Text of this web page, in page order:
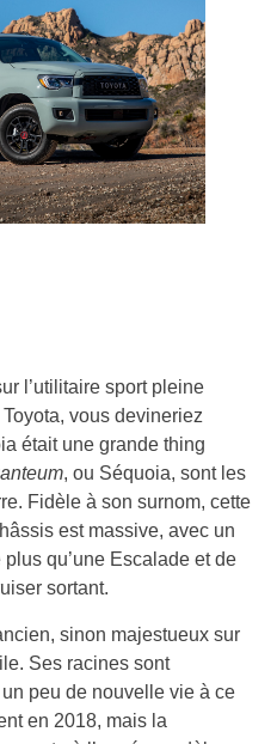
l’utilitaire sport pleine
vous devineriez
était une grande thing
, ou Séquoia, sont les
Fidèle à son surnom, cette
est massive, avec un
qu’une Escalade et de
sortant.
sinon majestueux sur
Ses racines sont
peu de nouvelle vie à ce
en 2018, mais la